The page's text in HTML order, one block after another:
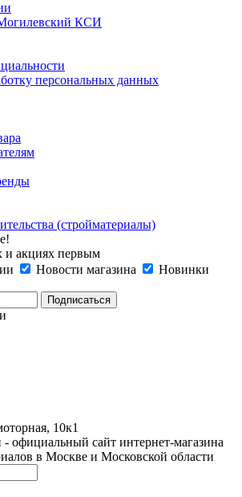
КСИ
персональных данных
(стройматериалы)
и акциях первым
Новости магазина
Новинки
10к1
официальный сайт интернет-магазина
в Москве и Московской области